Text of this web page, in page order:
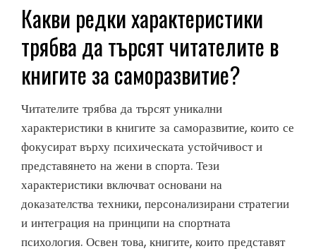
Какви редки характеристики
трябва да търсят читателите в
книгите за саморазвитие?
Читателите трябва да търсят уникални
характеристики в книгите за саморазвитие, които се
фокусират върху психическата устойчивост и
представянето на жени в спорта. Тези
характеристики включват основани на
доказателства техники, персонализирани стратегии
и интеграция на принципи на спортната
психология. Освен това, книгите, които представят